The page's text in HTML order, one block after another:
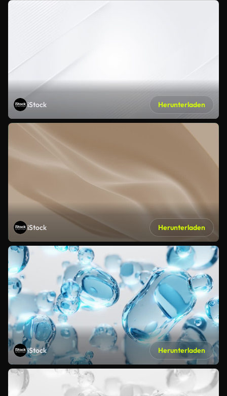
iStock Herunterladen
iStock Herunterladen
iStock Herunterladen